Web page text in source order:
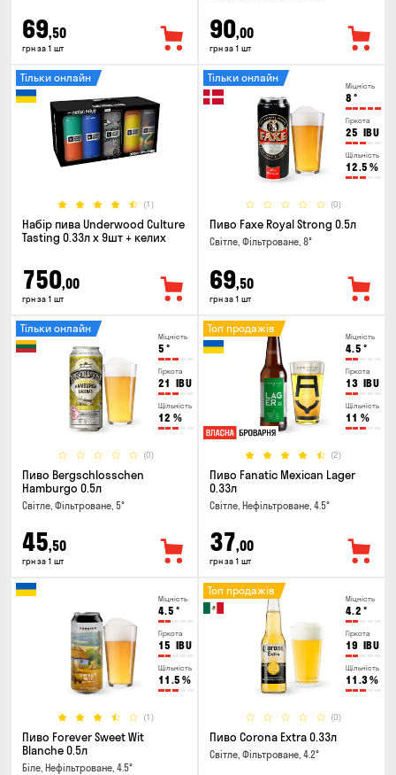
69,50
грн за 1 шт
90,00
грн за 1 шт
(1)
Тільки онлайн
Набір пива Underwood Culture
Tasting 0.33л x 9шт + келих
750,00
грн за 1 шт
Міцність
8 °
Гіркота
25 IBU
Щільність
12.5 %
(0)
Тільки онлайн
Пиво Faxe Royal Strong 0.5л
Світле, Фільтроване, 8°
69,50
грн за 1 шт
Міцність
5 °
Гіркота
21 IBU
Щільність
12 %
(0)
Тільки онлайн
Пиво Bergschlosschen
Hamburgo 0.5л
Світле, Фільтроване, 5°
45,50
грн за 1 шт
Міцність
4.5 °
Гіркота
13 IBU
Щільність
11 %
(2)
Топ продажів
Пиво Fanatic Mexican Lager
0.33л
Світле, Нефільтроване, 4.5°
37,00
грн за 1 шт
Міцність
4.5 °
Гіркота
15 IBU
Щільність
11.5 %
(1)
Пиво Forever Sweet Wit
Blanche 0.5л
Біле, Нефільтроване, 4.5°
Міцність
4.2 °
Гіркота
19 IBU
Щільність
11.3%
(0)
Топ продажів
Пиво Corona Extra 0.33л
Світле, Фільтроване, 4.2°